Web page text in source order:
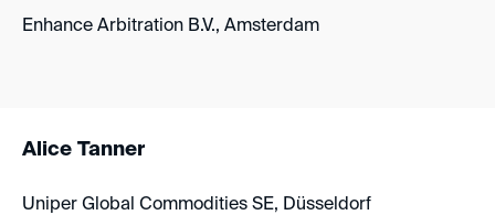
Enhance Arbitration B.V., Amsterdam
Alice Tanner
Uniper Global Commodities SE, Düsseldorf